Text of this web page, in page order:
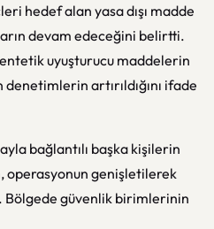
hedef alan yasa dışı madde
devam edeceğini belirtti.
uyuşturucu maddelerin
denetimlerin artırıldığını ifade
bağlantılı başka kişilerin
operasyonun genişletilerek
güvenlik birimlerinin